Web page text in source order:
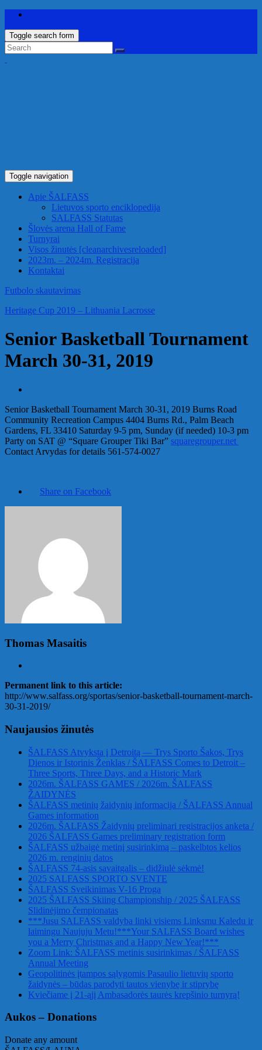
Toggle search form
Toggle navigation
Apie ŠALFASS
Lietuvos sporto enciklopedija
SALFASS Statutas
Šlovės arena Hall of Fame
Turnyrai
Visos žinutės [cleanarchivesreloaded]
2023m. – 2024m. Registracija
Kontaktai
Futbolo skautavimas
Heritage Cup 2019 – Lithuania Lacrosse
Senior Basketball Tournament
March 30-31, 2019
Senior Basketball Tournament March 30-31, 2019 Burns Road
Community Recreation Campus 4404 Burns Rd., Palm Beach
Gardens, FL 33410 Saturday 9-5 pm, Sunday (if needed) 10-3 pm
Party on SAT @ “Square Grouper Tiki Bar” squaregrouper.net
Contact Arvydas for details 561-574-0027
Share on Facebook
Thomas Masaitis
Permanent link to this article:
http://www.salfass.org/sportas/senior-basketball-tournament-march-
30-31-2019/
Naujausios žinutės
ŠALFASS Atvyksta į Detroitą — Trys Sporto Šakos, Trys
Dienos ir Istorinis Ženklas / ŠALFASS Comes to Detroit –
Three Sports, Three Days, and a Historic Mark
2026m. ŠALFASS GAMES / 2026m. ŠALFASS
ŽAIDYNĖS
ŠALFASS metinių žaidynių informacija / ŠALFASS Annual
Games information
2026m. ŠALFASS Žaidynių preliminari registracijos anketa /
2026 ŠALFASS Games preliminary registration form
ŠALFASS užbaigė metinį susirinkimą – paskelbtos kelios
2026 m. renginių datos
ŠALFASS 74-asis savaitgalis – didžiulė sėkmė!
2025 SALFASS SPORTO SVENTE
ŠALFASS Sveikinimas V-16 Proga
2025 ŠALFASS Skiing Championship / 2025 ŠALFASS
Slidinėjimo čempionatas
***Jusu SALFASS valdyba linki visiems Linksmu Kaledu ir
laimingu Naujuju Metu!***Your SALFASS Board wishes
you a Merry Christmas and a Happy New Year!***
Zoom Link: ŠALFASS metinis susirinkimas / ŠALFASS
Annual Meeting
Geopolitinės įtampos sąlygomis Pasaulio lietuvių sporto
žaidynės – būdas parodyti tautos vienybę ir stiprybę
Kviečiame į 21-ąjį Ambasadorės taurės krepšinio turnyrą!
Aukos – Donations
Donate any amount